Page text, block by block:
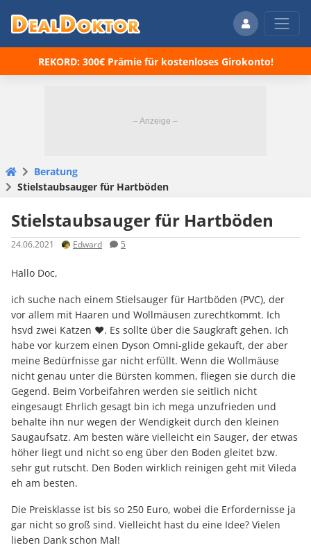
REKORD: 300€ Prämie für kostenloses Girokonto!
Beratung
Stielstaubsauger für Hartböden
Stielstaubsauger für Hartböden
24.06.2021 Edward 5
Hallo Doc,
ich suche nach einem Stielsauger für Hartböden (PVC), der
vor allem mit Haaren und Wollmäusen zurechtkommt. Ich
hsvd zwei Katzen ❤️. Es sollte über die Saugkraft gehen. Ich
habe vor kurzem einen Dyson Omni-glide gekauft, der aber
meine Bedürfnisse gar nicht erfüllt. Wenn die Wollmäuse
nicht genau unter die Bürsten kommen, fliegen sie durch die
Gegend. Beim Vorbeifahren werden sie seitlich nicht
eingesaugt Ehrlich gesagt bin ich mega unzufrieden und
behalte ihn nur wegen der Wendigkeit durch den kleinen
Saugaufsatz. Am besten wäre vielleicht ein Sauger, der etwas
höher liegt und nicht so eng über den Boden gleitet bzw.
sehr gut rutscht. Den Boden wirklich reinigen geht mit Vileda
eh am besten.
Die Preisklasse ist bis so 250 Euro, wobei die Erfordernisse ja
gar nicht so groß sind. Vielleicht hast du eine Idee? Vielen
lieben Dank schon Mal!